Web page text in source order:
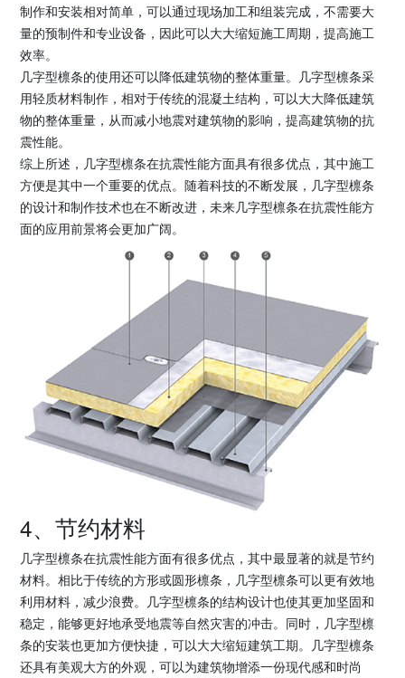
制作和安装相对简单，可以通过现场加工和组装完成，不需要大
量的预制件和专业设备，因此可以大大缩短施工周期，提高施工
效率。
几字型檩条的使用还可以降低建筑物的整体重量。几字型檩条采
用轻质材料制作，相对于传统的混凝土结构，可以大大降低建筑
物的整体重量，从而减小地震对建筑物的影响，提高建筑物的抗
震性能。
综上所述，几字型檩条在抗震性能方面具有很多优点，其中施工
方便是其中一个重要的优点。随着科技的不断发展，几字型檩条
的设计和制作技术也在不断改进，未来几字型檩条在抗震性能方
面的应用前景将会更加广阔。
4、节约材料
几字型檩条在抗震性能方面有很多优点，其中最显著的就是节约
材料。相比于传统的方形或圆形檩条，几字型檩条可以更有效地
利用材料，减少浪费。几字型檩条的结构设计也使其更加坚固和
稳定，能够更好地承受地震等自然灾害的冲击。同时，几字型檩
条的安装也更加方便快捷，可以大大缩短建筑工期。几字型檩条
还具有美观大方的外观，可以为建筑物增添一份现代感和时尚